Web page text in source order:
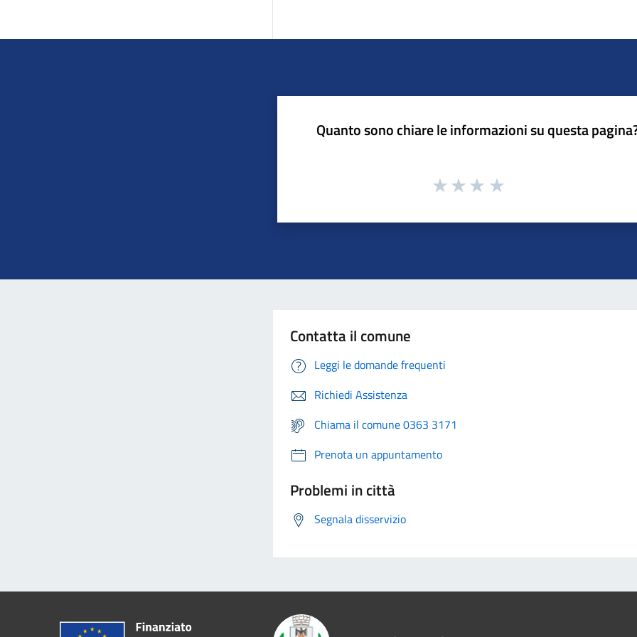
Quanto sono chiare le informazioni su questa
Contatta il comune
Leggi le domande frequenti
Richiedi Assistenza
Chiama il comune 0363 3171
Prenota un appuntamento
Problemi in città
Segnala disservizio